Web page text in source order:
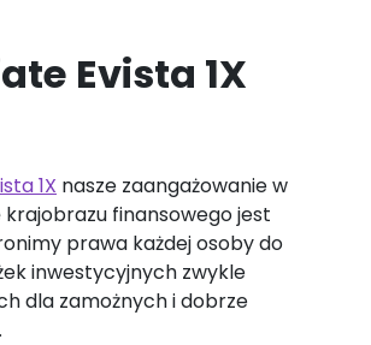
Evista 1X
1X nasze zaangażowanie w
finansowego jest
prawa każdej osoby do
inwestycyjnych zwykle
dla zamożnych i dobrze